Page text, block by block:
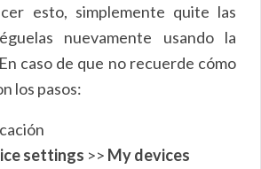
esto, simplemente quite las
nuevamente usando la
caso de que no recuerde cómo
los pasos:
settings >> My devices